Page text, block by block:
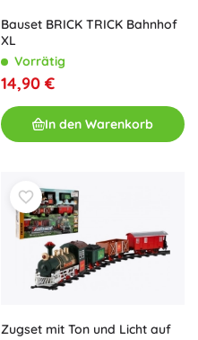
Bauset BRICK TRICK Bahnhof
XL
Vorrätig
14,90 €
In den Warenkorb
Zugset mit Ton und Licht auf